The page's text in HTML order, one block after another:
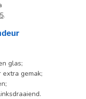
.
glas;
gemak;